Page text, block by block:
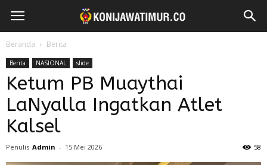
Beranda Berita
Berita NASIONAL slide
Ketum PB Muaythai
LaNyalla Ingatkan Atlet
Kalsel
Penulis Admin - 15 Mei 2026 58